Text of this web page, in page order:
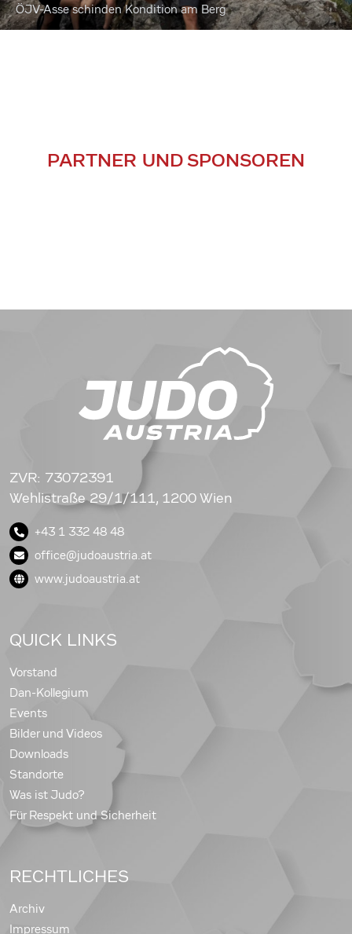
ÖJV-Asse schinden Kondition am Berg
PARTNER UND SPONSOREN
ZVR: 73072391
Wehlistraße 29/1/111, 1200 Wien
+43 1 332 48 48
office@judoaustria.at
www.judoaustria.at
QUICK LINKS
Vorstand
Dan-Kollegium
Events
Bilder und Videos
Downloads
Standorte
Was ist Judo?
Für Respekt und Sicherheit
RECHTLICHES
Archiv
Impressum